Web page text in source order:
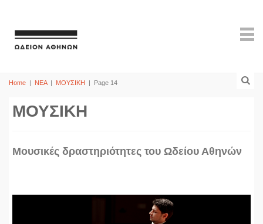
Home | ΝΕΑ | ΜΟΥΣΙΚΗ | Page 14
ΜΟΥΣΙΚΗ
Mουσικές δραστηριότητες του Ωδείου Αθηνών